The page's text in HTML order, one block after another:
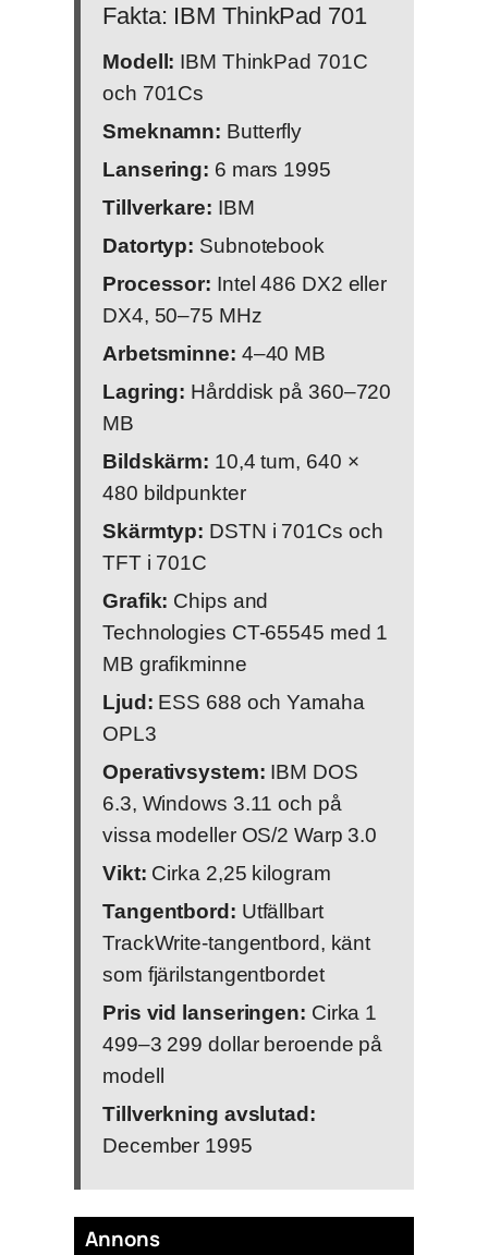
Fakta: IBM ThinkPad 701
Modell: IBM ThinkPad 701C
och 701Cs
Smeknamn: Butterfly
Lansering: 6 mars 1995
Tillverkare: IBM
Datortyp: Subnotebook
Processor: Intel 486 DX2 eller
DX4, 50–75 MHz
Arbetsminne: 4–40 MB
Lagring: Hårddisk på 360–720
MB
Bildskärm: 10,4 tum, 640 ×
480 bildpunkter
Skärmtyp: DSTN i 701Cs och
TFT i 701C
Grafik: Chips and
Technologies CT-65545 med 1
MB grafikminne
Ljud: ESS 688 och Yamaha
OPL3
Operativsystem: IBM DOS
6.3, Windows 3.11 och på
vissa modeller OS/2 Warp 3.0
Vikt: Cirka 2,25 kilogram
Tangentbord: Utfällbart
TrackWrite-tangentbord, känt
som fjärilstangentbordet
Pris vid lanseringen: Cirka 1
499–3 299 dollar beroende på
modell
Tillverkning avslutad:
December 1995
Annons